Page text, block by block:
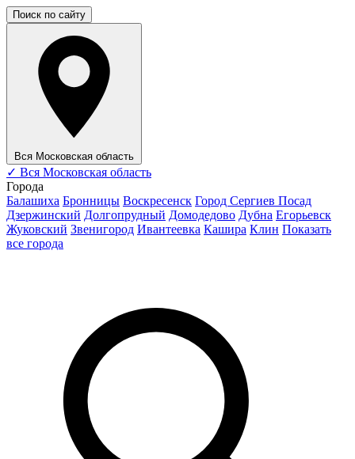
Поиск по сайту
Вся Московская область
✓ Вся Московская область
Города
Балашиха Бронницы Воскресенск Город Сергиев Посад
Дзержинский Долгопрудный Домодедово Дубна Егорьевск
Жуковский Звенигород Ивантеевка Кашира Клин Показать
все города